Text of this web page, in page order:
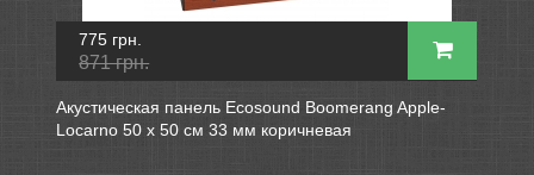
775 грн.
871 грн.
Акустическая панель Ecosound Boomerang Apple-
Locarno 50 х 50 см 33 мм коричневая